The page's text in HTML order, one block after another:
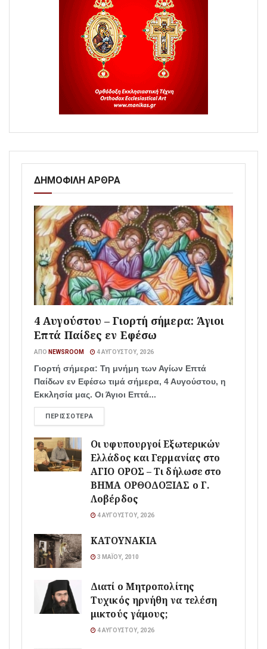
ΔΗΜΟΦΙΛΗ ΑΡΘΡΑ
4 Αυγούστου – Γιορτή σήμερα: Άγιοι
Επτά Παίδες εν Εφέσω
ΑΠΌ NEWSROOM 4 ΑΥΓΟΎΣΤΟΥ, 2026
Γιορτή σήμερα: Τη μνήμη των Αγίων Επτά
Παίδων εν Εφέσω τιμά σήμερα, 4 Αυγούστου, η
Εκκλησία μας. Οι Άγιοι Επτά...
ΠΕΡΙΣΣΌΤΕΡΑ
Οι υφυπουργοί Εξωτερικών
Ελλάδος και Γερμανίας στο
ΑΓΙΟ ΟΡΟΣ – Τι δήλωσε στο
ΒΗΜΑ ΟΡΘΟΔΟΞΙΑΣ ο Γ.
Λοβέρδος
4 ΑΥΓΟΎΣΤΟΥ, 2026
ΚΑΤΟΥΝΑΚΙΑ
3 ΜΑΪ́ΟΥ, 2010
Διατί ο Μητροπολίτης
Τυχικός ηρνήθη να τελέση
μικτούς γάμους;
4 ΑΥΓΟΎΣΤΟΥ, 2026